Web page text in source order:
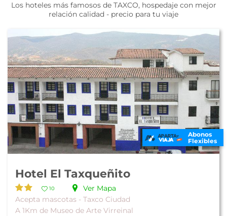
Los hoteles más famosos de TAXCO, hospedaje con mejor
relación calidad - precio para tu viaje
Abonos
Flexibles
Hotel El Taxqueñito
10
Ver Mapa
Acepta mascotas - Taxco Ciudad
A 1Km de Museo de Arte Virreinal